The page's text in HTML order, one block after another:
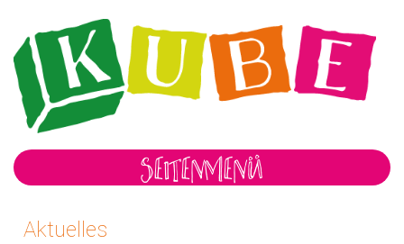
SEITENMENÜ
Aktuelles